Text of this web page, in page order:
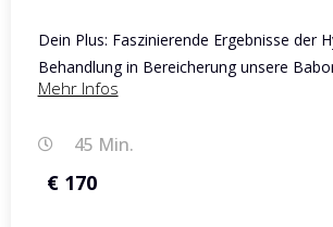
Dein Plus: Faszinierende Ergebnisse der
Behandlung in Bereicherung unsere
Mehr Infos
45 Min.
€ 170